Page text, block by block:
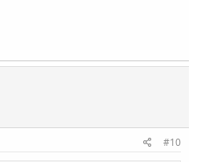
#10